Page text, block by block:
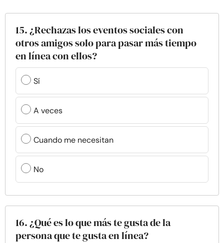
15. ¿Rechazas los eventos sociales con
otros amigos solo para pasar más tiempo
en línea con ellos?
Sí
A veces
Cuando me necesitan
No
16. ¿Qué es lo que más te gusta de la
persona que te gusta en línea?